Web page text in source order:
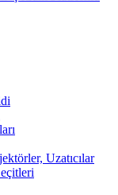
Uzatıcılar